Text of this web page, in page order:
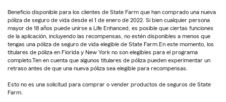
Beneficio disponible para los clientes de State Farm que han comprado una nueva
póliza de seguro de vida desde el 1 de enero de 2022. Si bien cualquier persona
mayor de 18 años puede unirse a Life Enhanced, es posible que ciertas funciones
de la aplicación, incluyendo las recompensas, no estén disponibles a menos que
tengas una póliza de seguro de vida elegible de State Farm.En este momento, los
titulares de póliza en Florida y New York no son elegibles para el programa
completo.Ten en cuenta que algunos titulares de póliza pueden experimentar un
retraso antes de que una nueva póliza sea elegible para recompensas.
Esto no es una solicitud para comprar o vender productos de seguros de State
Farm.